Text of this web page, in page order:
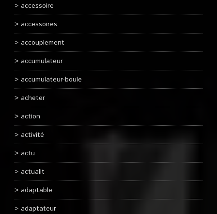
accessoire
accessoires
accouplement
accumulateur
accumulateur-boule
acheter
action
activité
actu
actualit
adaptable
adaptateur